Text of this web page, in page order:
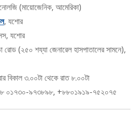
(মায়োজেনিক, আমেরিকা)
, যশোর
যশোর
(২৫০ শয্যা জেনারেল হাসপাতালের সামনে),
বিকাল ৩.০০টা থেকে রাত ৮.০০টা
০১৭৩০-৯৭৩৮৯৮, +৮৮০১৯১৯-৭৫২০৭৫